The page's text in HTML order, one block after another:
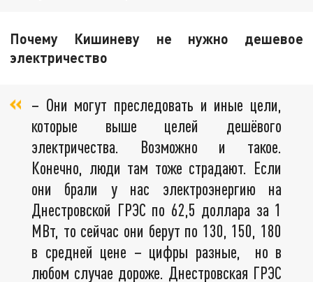
Почему Кишиневу не нужно дешевое
электричество
– Они могут преследовать и иные цели,
которые выше целей дешёвого
электричества. Возможно и такое.
Конечно, люди там тоже страдают. Если
они брали у нас электроэнергию на
Днестровской ГРЭС по 62,5 доллара за 1
МВт, то сейчас они берут по 130, 150, 180
в средней цене – цифры разные, но в
любом случае дороже. Днестровская ГРЭС